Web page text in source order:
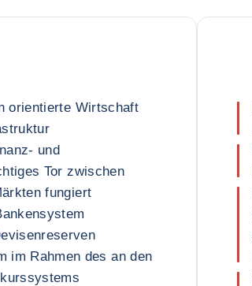
orientierte Wirtschaft
und
Tor zwischen
fungiert
im Rahmen des an den